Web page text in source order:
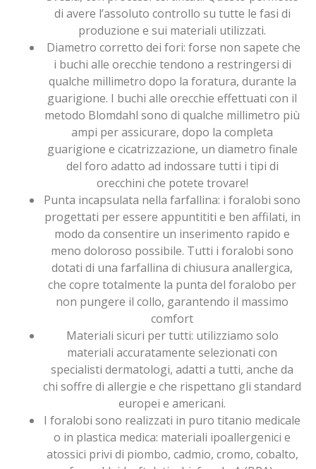
di avere l’assoluto controllo su tutte le fasi di
produzione e sui materiali utilizzati.
Diametro corretto dei fori: forse non sapete che
i buchi alle orecchie tendono a restringersi di
qualche millimetro dopo la foratura, durante la
guarigione. I buchi alle orecchie effettuati con il
metodo Blomdahl sono di qualche millimetro più
ampi per assicurare, dopo la completa
guarigione e cicatrizzazione, un diametro finale
del foro adatto ad indossare tutti i tipi di
orecchini che potete trovare!
Punta incapsulata nella farfallina: i foralobi sono
progettati per essere appuntititi e ben affilati, in
modo da consentire un inserimento rapido e
meno doloroso possibile. Tutti i foralobi sono
dotati di una farfallina di chiusura anallergica,
che copre totalmente la punta del foralobo per
non pungere il collo, garantendo il massimo
comfort
Materiali sicuri per tutti: utilizziamo solo
materiali accuratamente selezionati con
specialisti dermatologi, adatti a tutti, anche da
chi soffre di allergie e che rispettano gli standard
europei e americani.
I foralobi sono realizzati in puro titanio medicale
o in plastica medica: materiali ipoallergenici e
atossici privi di piombo, cadmio, cromo, cobalto,